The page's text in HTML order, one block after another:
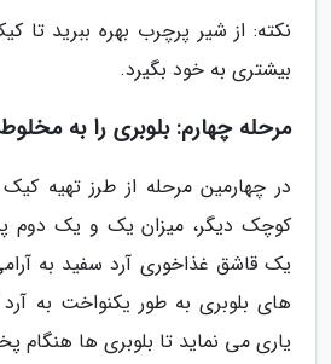
نکته: از شیر پرچرب بهره ببرید تا
بیشتری به خود بگیرد.
مرحله چهارم: بلوبری را به
در چهارمین مرحله از طرز تهیه
کوچک دیگر، میزان یک و یک دوم
یک قاشق غذاخوری آرد سفید به
های بلوبری به طور یکنواخت به
یاری می نماید تا بلوبری ها هنگام